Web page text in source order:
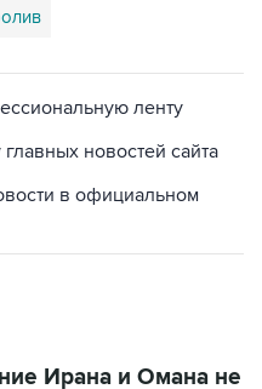
новостей сайта
в официальном
проход Ормуза